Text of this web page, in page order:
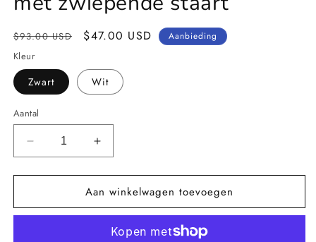
Normale
prijs
$93.00 USD Aanbiedingsprijs
$47.00 USD Aanbieding
Kleur
Zwart Wit
Aantal
Aantal
verlagen
voor
Charmante
kattenwandklok
Aantal
verhogen
voor
Charmante
kattenwandklok
zwiepende
Aan winkelwagen toevoegen